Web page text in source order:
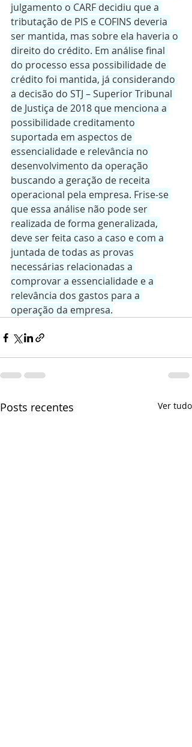
julgamento o CARF decidiu que a
tributação de PIS e COFINS deveria
ser mantida, mas sobre ela haveria o
direito do crédito. Em análise final
do processo essa possibilidade de
crédito foi mantida, já considerando
a decisão do STJ – Superior Tribunal
de Justiça de 2018 que menciona a
possibilidade creditamento
suportada em aspectos de
essencialidade e relevância no
desenvolvimento da operação
buscando a geração de receita
operacional pela empresa. Frise-se
que essa análise não pode ser
realizada de forma generalizada,
deve ser feita caso a caso e com a
juntada de todas as provas
necessárias relacionadas a
comprovar a essencialidade e a
relevância dos gastos para a
operação da empresa.
Posts recentes Ver tudo